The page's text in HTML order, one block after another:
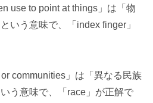
use to point at things」は「物
いう意味で、「index finger」
or communities」は「異なる民族
う意味で、「race」が正解で